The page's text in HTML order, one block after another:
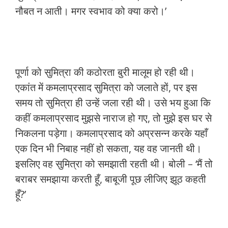
नौबत न आती। मगर स्वभाव को क्या करो।’
पूर्णा को सुमित्रा की कठोरता बुरी मालूम हो रही थी।
एकांत में कमलाप्रसाद सुमित्रा को जलाते हों, पर इस
समय तो सुमित्रा ही उन्हें जला रही थी। उसे भय हुआ कि
कहीं कमलाप्रसाद मुझसे नाराज हो गए, तो मुझे इस घर से
निकलना पड़ेगा। कमलाप्रसाद को अप्रसन्न करके यहाँ
एक दिन भी निबाह नहीं हो सकता, यह वह जानती थी।
इसलिए वह सुमित्रा को समझाती रहती थी। बोली – ‘मैं तो
बराबर समझाया करती हूँ, बाबूजी पूछ लीजिए झूठ कहती
हूँ?’